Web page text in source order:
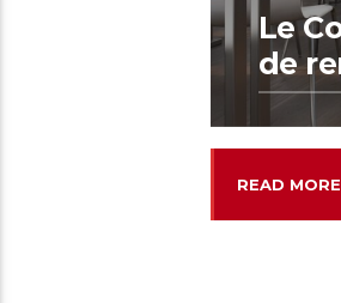
Le
de
READ MORE